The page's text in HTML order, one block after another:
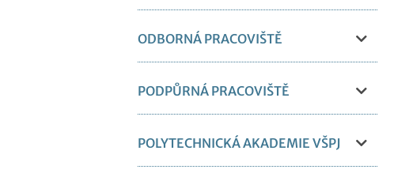
ODBORNÁ PRACOVIŠTĚ
PODPŮRNÁ PRACOVIŠTĚ
POLYTECHNICKÁ AKADEMIE VŠPJ